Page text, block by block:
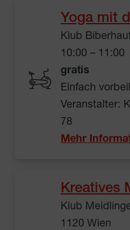
Yoga mit
Klub
10:00 – 11:00
gratis
Einfach
Veranstalter:
78
Mehr
Kreatives
Klub
1120 Wien